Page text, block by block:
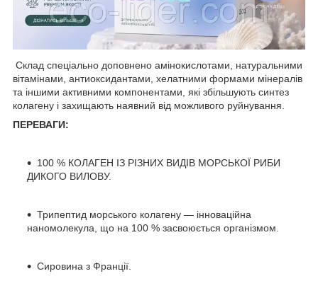
Склад спеціально доповнено амінокислотами, натуральними
вітамінами, антиоксидантами, хелатними формами мінералів
та іншими активними компонентами, які збільшують синтез
колагену і захищають наявний від можливого руйнування.
ПЕРЕВАГИ:
100 % КОЛАГЕН ІЗ РІЗНИХ ВИДІВ МОРСЬКОЇ РИБИ
ДИКОГО ВИЛОВУ.
Трипептид морського колагену — інноваційна
наномолекула, що на 100 % засвоюється організмом.
Сировина з Франції.